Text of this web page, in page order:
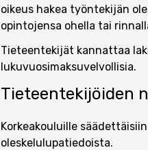
oikeus hakea työntekijän
opintojensa ohella tai
Tieteentekijät kannattaa
lukuvuosimaksuvelvollisia.
Tieteentekijöiden
Korkeakouluille
oleskelulupatiedoista.